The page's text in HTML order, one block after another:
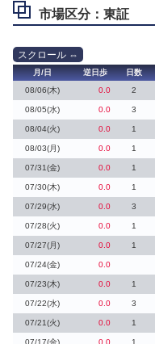
市場区分：東証
月/日 逆日歩 日数
08/06(木)
0.0 2
08/05(水) 0.0 3
08/04(火) 0.0 1
08/03(月) 0.0 1
07/31(金) 0.0 1
07/30(木) 0.0 1
07/29(水) 0.0 3
07/28(火) 0.0 1
07/27(月) 0.0 1
07/24(金) 0.0
07/23(木) 0.0 1
07/22(水) 0.0 3
07/21(火) 0.0 1
07/17(金) 0.0 1